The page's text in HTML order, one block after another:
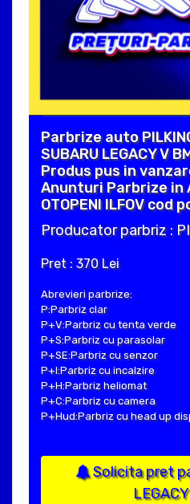
Parbrize auto
SUBARU LEGACY V
Produs pus in
Anunturi Parbrize in
OTOPENI ILFOV cod
Producator parbriz :
Pret : 370 Lei
Abrevieri parbrize:
P:Parbriz clar
P+V:Parbriz cu tenta verde
P+S:Parbriz cu parasolar
P+SE:Parbriz cu senzor
P+I:Parbriz cu incalzire
P+H:Parbriz heliomat
P+C:Parbriz cu camera
P+Hud:Parbriz cu head up
Solicita pret